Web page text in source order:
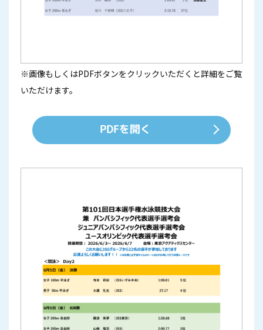
※画像もしくはPDFボタンをクリックいただくと詳細をご覧
いただけます。
PDFを開く